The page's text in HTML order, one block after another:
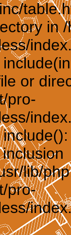
in
or
pro-
lib/
pro-